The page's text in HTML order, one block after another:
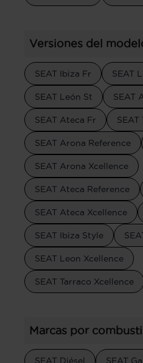
Versiones del
SEAT Ibiza Fr SEAT
SEAT León St SEAT
SEAT Ateca Fr SEAT
SEAT Arona Reference
SEAT Arona Xcellence
SEAT Ateca Reference
SEAT Ateca Xcellence
SEAT Ibiza Style
SEAT Leon Xcellence
SEAT Tarraco Xcellence
Marcas por
SEAT Diésel SEAT